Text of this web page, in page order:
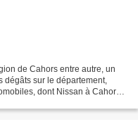
de Cahors entre autre, un
dégâts sur le département,
dont Nissan à Cahors.